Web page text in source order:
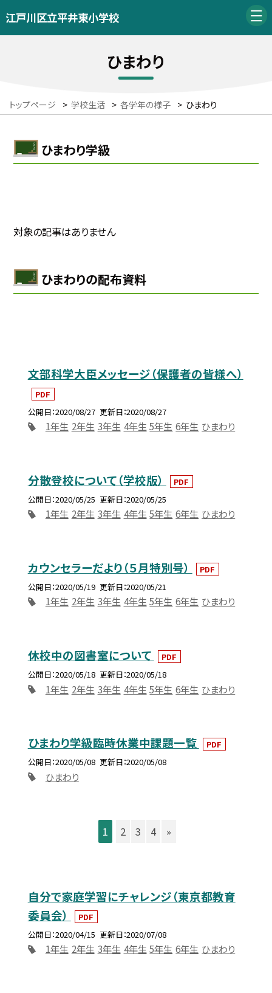
江戸川区立平井東小学校
ひまわり
トップページ > 学校生活 > 各学年の様子 > ひまわり
ひまわり学級
対象の記事はありません
ひまわりの配布資料
文部科学大臣メッセージ（保護者の皆様へ）
PDF
公開日 2020/08/27 更新日 2020/08/27
1年生 2年生 3年生 4年生 5年生 6年生 ひまわり
分散登校について（学校版）
PDF
公開日 2020/05/25 更新日 2020/05/25
1年生 2年生 3年生 4年生 5年生 6年生 ひまわり
カウンセラーだより（５月特別号）
PDF
公開日 2020/05/19 更新日 2020/05/21
1年生 2年生 3年生 4年生 5年生 6年生 ひまわり
休校中の図書室について
PDF
公開日 2020/05/18 更新日 2020/05/18
1年生 2年生 3年生 4年生 5年生 6年生 ひまわり
ひまわり学級臨時休業中課題一覧
PDF
公開日 2020/05/08 更新日 2020/05/08
ひまわり
1 2 3 4 »
自分で家庭学習にチャレンジ（東京都教育
委員会）
PDF
公開日 2020/04/15 更新日 2020/07/08
1年生 2年生 3年生 4年生 5年生 6年生 ひまわり